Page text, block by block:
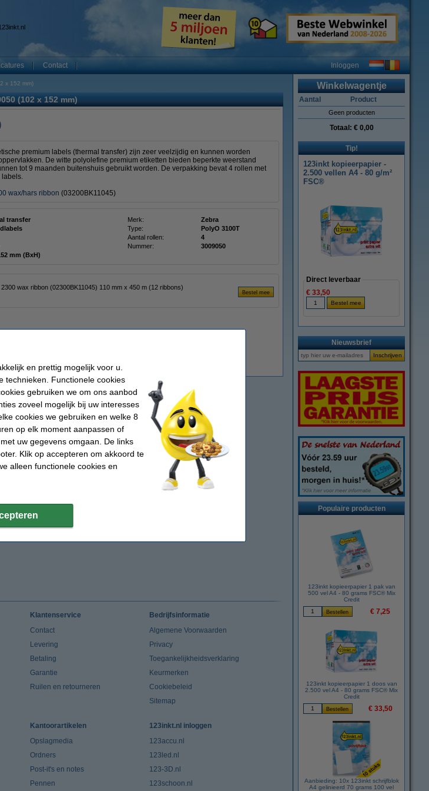
Contact Inloggen
x 152 mm)
(102 x 152 mm)
premium labels (thermal transfer) zijn zeer veelzijdig en kunnen worden
De witte polyolefine premium etiketten bieden beperkte weerstand
tot 9 maanden buitenshuis gebruikt worden. De verpakking bevat 4 rollen met
labels.
wax/hars ribbon (03200BK11045)
transfer Merk:
Zebra
Type:
PolyO 3100T
Aantal rollen:
4
Nummer:
3009050
x 152 mm (BxH)
wax ribbon (02300BK11045) 110 mm x 450 m (12 ribbons)
Winkelwagentje
Aantal Product
Geen producten
Totaal: € 0,00
Tip!
123inkt kopieerpapier -
2.500 vellen A4 - 80 g/m²
FSC®
Direct leverbaar
€ 33,50
Nieuwsbrief
Populaire producten
123inkt kopieerpapier 1 pak van
500 vel A4 - 80 grams FSC® Mix
Credit
€ 7,25
123inkt kopieerpapier 1 doos van
2.500 vel A4 - 80 grams FSC® Mix
Credit
€ 33,50
Aanbieding: 10x 123inkt schrijfblok
A4 gelinieerd 70 grams 100 vel
Klantenservice
Contact
Levering
Betaling
Garantie
Ruilen en retourneren
Bedrijfsinformatie
Algemene Voorwaarden
Privacy
Toegankelijkheidsverklaring
Keurmerken
Cookiebeleid
Sitemap
Kantoorartikelen
Opslagmedia
Ordners
Post-it's en notes
Pennen
123inkt.nl inloggen
123accu.nl
123led.nl
123-3D.nl
123schoon.nl
en prettig mogelijk voor u.
technieken. Functionele cookies
gebruiken we om ons aanbod
zoveel mogelijk bij uw interesses
cookies we gebruiken en welke 8
op elk moment aanpassen of
uw gegevens omgaan. De links
Klik op accepteren om akkoord te
alleen functionele cookies en